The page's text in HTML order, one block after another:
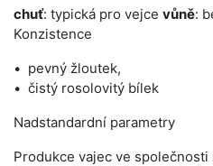
chuť: typická pro vejce vůně:
Konzistence
pevný žloutek,
čistý rosolovitý bílek
Nadstandardní parametry
Produkce vajec ve